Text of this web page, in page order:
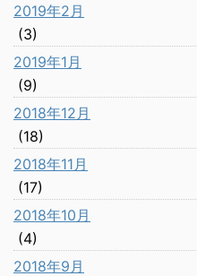
2019年2月
(3)
2019年1月
(9)
2018年12月
(18)
2018年11月
(17)
2018年10月
(4)
2018年9月